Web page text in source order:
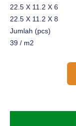
22.5 X 11.2 X 6
22.5 X 11.2 X 8
Jumlah (pcs)
39 / m2